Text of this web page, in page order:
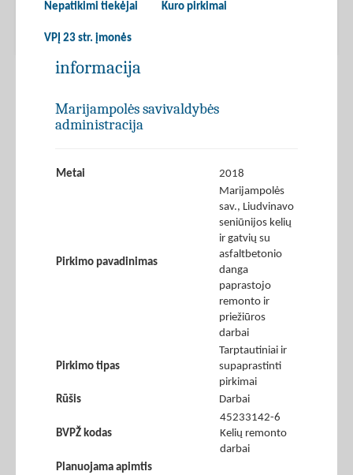
Nepatikimi tiekėjai Kuro pirkimai
VPĮ 23 str. įmonės
informacija
Marijampolės savivaldybės
administracija
Metai 2018
Pirkimo pavadinimas
Marijampolės
sav., Liudvinavo
seniūnijos kelių
ir gatvių su
asfaltbetonio
danga
paprastojo
remonto ir
priežiūros
darbai
Pirkimo tipas
Tarptautiniai ir
supaprastinti
pirkimai
Rūšis
Darbai
BVPŽ kodas
45233142-6
Kelių remonto
darbai
Planuojama apimtis